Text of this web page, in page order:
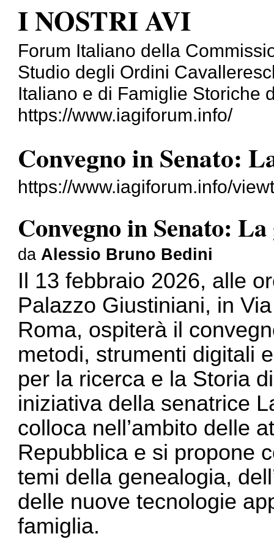
I NOSTRI AVI
Forum Italiano della
Studio degli Ordini
Italiano e di Famiglie Storiche
https://www.iagiforum.info/
Convegno in Senato:
https://www.iagiforum.info/
Convegno in Senato:
da Alessio Bruno Bedini
Il 13 febbraio 2026, alle
Palazzo Giustiniani, in
Roma, ospiterà il
metodi, strumenti digitali
per la ricerca e la Storia
iniziativa della senatrice
colloca nell’ambito delle
Repubblica e si propone
temi della genealogia,
delle nuove tecnologie
famiglia.